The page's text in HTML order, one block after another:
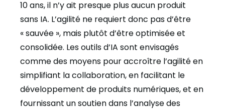
10 ans, il n’y ait presque plus aucun produit
sans IA. L’agilité ne requiert donc pas d’être
« sauvée », mais plutôt d’être optimisée et
consolidée. Les outils d’IA sont envisagés
comme des moyens pour accroître l’agilité en
simplifiant la collaboration, en facilitant le
développement de produits numériques, et en
fournissant un soutien dans l’analyse des